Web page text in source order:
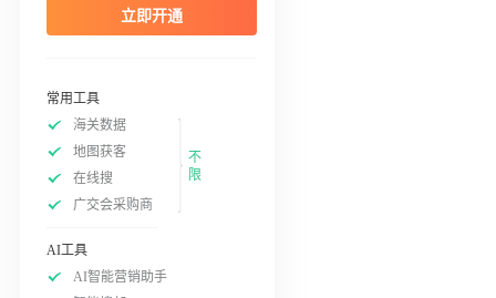
立即开通
常用工具
海关数据
地图获客
在线搜
广交会采购商
不
限
AI工具
AI智能营销助手